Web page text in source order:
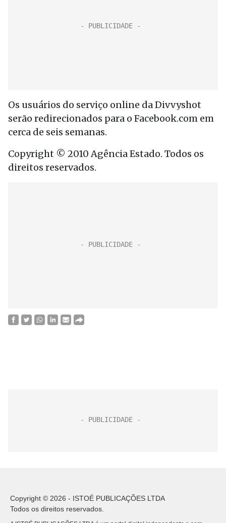
Os usuários do serviço online da Divvyshot
serão redirecionados para o Facebook.com em
cerca de seis semanas.
Copyright © 2010 Agência Estado. Todos os
direitos reservados.
Copyright © 2026 - ISTOÉ PUBLICAÇÕES LTDA
Todos os direitos reservados.